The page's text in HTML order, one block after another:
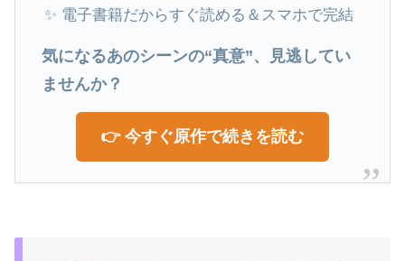
✨ 電子書籍だからすぐ読める＆スマホで完結
気になるあのシーンの“真意”、見逃してい
ませんか？
👉 今すぐ原作で続きを読む